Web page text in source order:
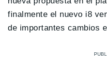
finalmente el nuevo i8
de importantes cambios